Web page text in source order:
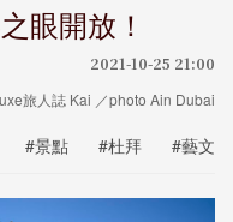
眼開放！
2021-10-25 21:00
旅人誌 Kai ／photo Ain Dubai
#景點 #杜拜 #藝文